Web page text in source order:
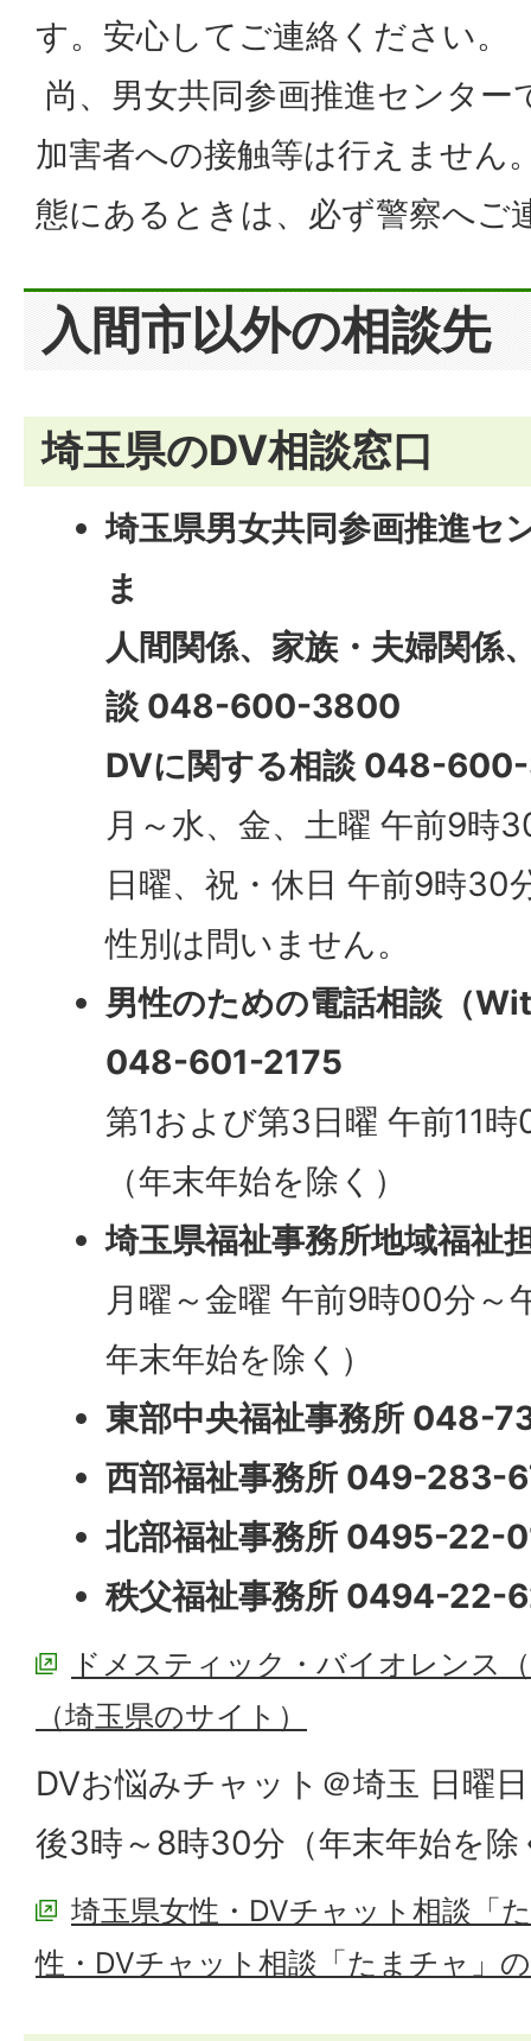
す。安心してご連絡ください。
尚、男女共同参画推進センタ
加害者への接触等は行えません
態にあるときは、必ず警察へご
入間市以外の相談先
埼玉県のDV相談窓口
埼玉県男女共同参画推進セ
ま
人間関係、家族・夫婦関係
談 048-600-3800
DVに関する相談 048-
月～水、金、土曜 午前9時
日曜、祝・休日 午前9時30
性別は問いません。
男性のための電話相談（
048-601-2175
第1および第3日曜 午前11
（年末年始を除く）
埼玉県福祉事務所地域福祉
月曜～金曜 午前9時00分～
年末年始を除く）
東部中央福祉事務所 048-
西部福祉事務所 049-283-
北部福祉事務所 0495-22-
秩父福祉事務所 0494-22-
ドメスティック・バイオレンス
（埼玉県のサイト）
DVお悩みチャット＠埼玉 日曜
後3時～8時30分（年末年始を除
埼玉県女性・DVチャット相談「
性・DVチャット相談「たまチャ」